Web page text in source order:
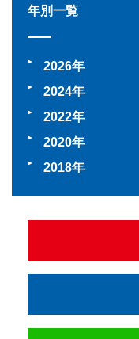
年別一覧
2026
2024
2022
2020
2018